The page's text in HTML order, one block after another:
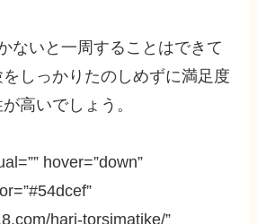
ないと一周することはできて
しっかりたのしめずに満足度
高いでしょう。
hover=”down”
hari-torsimatike/”